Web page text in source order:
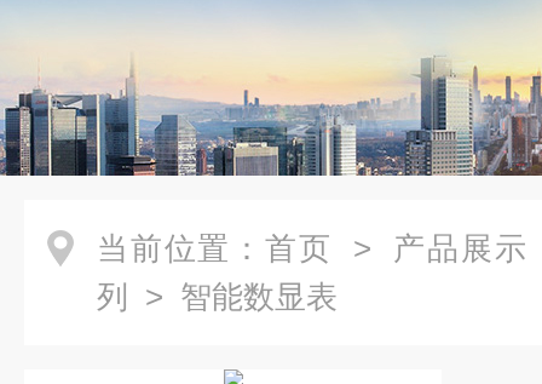
当前位置： 首页 > 产品展示
列
> 智能数显表